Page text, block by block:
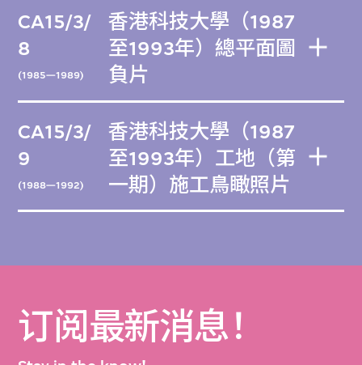
CA15/3/
8
(1985—1989)
香港科技大學（1987
至1993年）總平面圖
負片
CA15/3/
9
(1988—1992)
香港科技大學（1987
至1993年）工地（第
一期）施工鳥瞰照片
订阅最新消息！